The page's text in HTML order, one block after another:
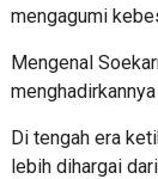
mengagumi
Mengenal
Di tengah era
lebih dihargai